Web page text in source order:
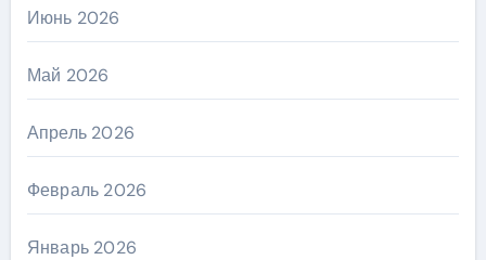
Июнь 2026
Май 2026
Апрель 2026
Февраль 2026
Январь 2026